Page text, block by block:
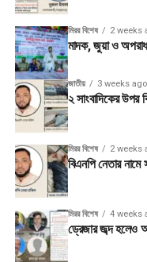
মিরর বিশেষ 2 weeks
মাদক, জুয়া ও অপরাধ
জাতীয় 3 weeks ago
২ সাংবাদিকের উপর
মিরর বিশেষ 2 weeks
বিএনপি নেতার নামে
মিরর বিশেষ 4 weeks
ড্রেজার জব্দ হলেও